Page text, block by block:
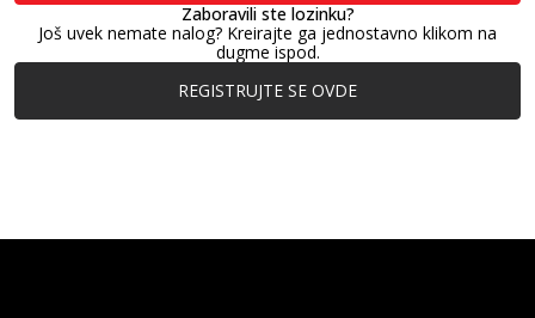
Zaboravili ste lozinku?
Još uvek nemate nalog? Kreirajte ga jednostavno klikom na
dugme ispod.
REGISTRUJTE SE OVDE